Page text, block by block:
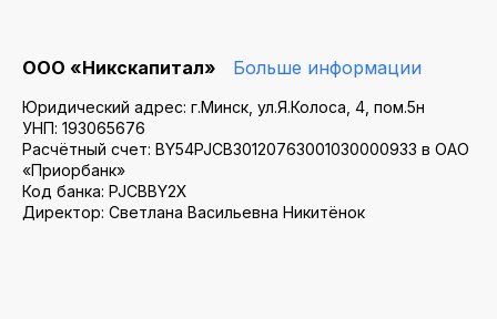
ООО «Никскапитал» Больше информации
Юридический адрес: г.Минск, ул.Я.Колоса, 4, пом.5н
УНП: 193065676
Расчётный счет: BY54PJCB30120763001030000933 в ОАО
«Приорбанк»
Код банка: PJCBBY2X
Директор: Светлана Васильевна Никитёнок